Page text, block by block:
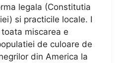
legala (Constitutia
si practicile locale. I
miscarea e
de culoare de
din America la